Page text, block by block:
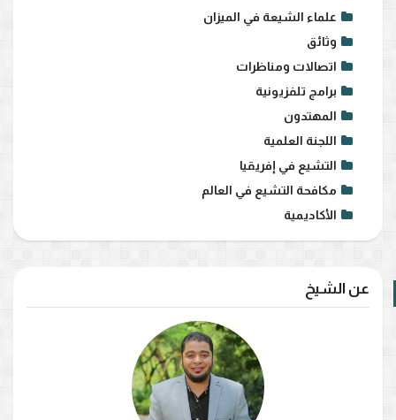
علماء الشيعة في الميزان
وثائق
اتصالات ومناظرات
برامج تلفزيونية
المهتدون
اللجنة العلمية
التشيع في إفريقيا
مكافحة التشيع في العالم
الأكاديمية
عن الشيخ